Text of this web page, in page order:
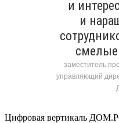
и
и
заместитель
управляющий
Цифровая вертикаль